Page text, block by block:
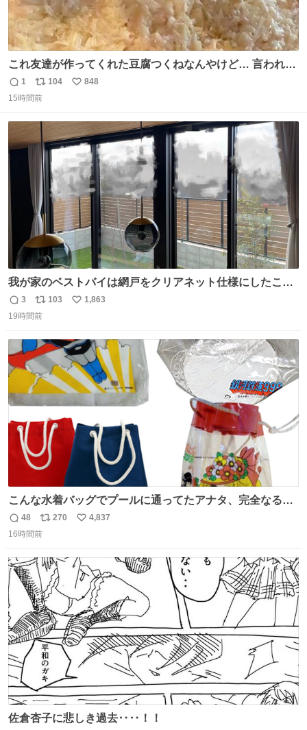
これ友達が作ってくれた豆腐つくねなんやけど… 言われる
まで豆腐って気づかなかった🤣✨ふわふわで食べ応えある
し普通につくねより好きかもしれん🥹🤍 ダイエット中でも
返
信
1
リ
ポ
ト
数
104
い
848
15時間前
我が家のベストバイは網戸をクリアネット仕様にしたこ
と。網目が細かいから虫の侵入は一切許さないし、見た目
もクリアで網戸の存在を感じない。特筆すべきはその値
コスパ。これから家を建てる方は迷わず採用してほしい。
返
信
3
リ
ポ
ト
数
103
い
数
1,863
19時間前
こんな水着バッグでプールに通ってたアナタ、完全なる同
世代（笑） #70年代 #80年代 #昭和レトロ
返
信
48
リ
ポ
ト
数
270
い
数
4,837
16時間前
佐倉杏子に悲しき過去‥‥！！